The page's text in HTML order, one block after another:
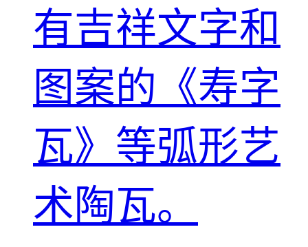
有吉祥文字和
图案的《寿字
瓦》等弧形艺
术陶瓦。